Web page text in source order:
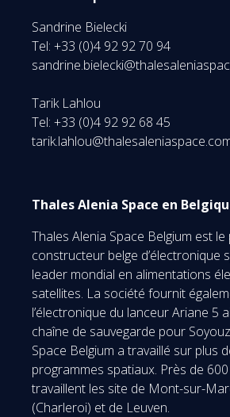
Sandrine Bielecki
Tel: +33 (0)4 92 92 70 94
Tarik Lahlou
Tel: +33 (0)4 92 92 68 45
Thales Alenia Space en
Thales Alenia Space Belgium est
constructeur belge d’électronique
leader mondial en alimentations
satellites. La société fournit
l’électronique du lanceur Ariane 5
chaîne de sauvegarde pour
Space Belgium a travaillé sur plus
programmes spatiaux. Près de
travaillent les site de Mont-sur-
(Charleroi) et de Leuven.